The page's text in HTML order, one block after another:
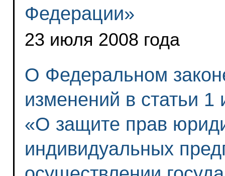
Федерации»
23 июля 2008 года
О Федеральном
изменений в статьи
«О защите прав
индивидуальных